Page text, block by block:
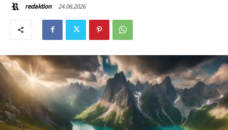
redaktion 24.06.2026